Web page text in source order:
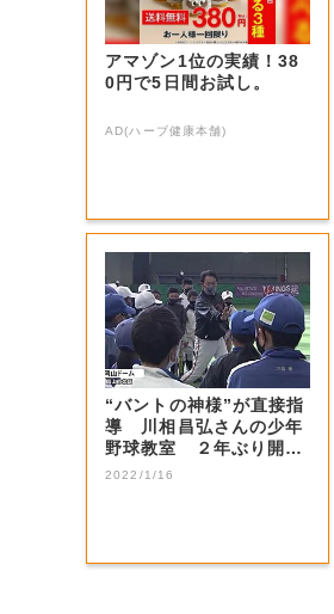
アマゾン1位の実績！38
0円で5日間お試し。
AD(ハーブ健康本舗)
“バントの神様”が直接指
導 川相昌弘さんの少年
野球教室 ２年ぶり開催
【岡山・岡山...
2022/1/16